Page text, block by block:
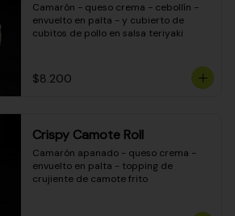
Camarón - queso crema - cebollín -
envuelto en palta - y cubierto de
cubitos de pollo en salsa teriyaki
$8.200
Crispy Camote Roll
Camarón apanado - queso crema -
envuelto en palta - topping de
crujiente de camote frito